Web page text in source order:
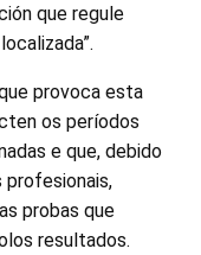
que regule
provoca esta
os períodos
e que, debido
probas que
resultados.